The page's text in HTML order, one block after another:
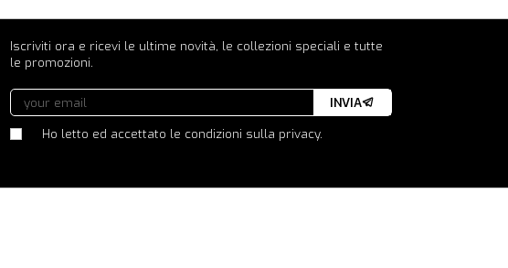
Iscriviti ora e ricevi le ultime novità, le collezioni speciali e tutte
le promozioni.
Ho letto ed accettato le condizioni sulla privacy.
INVIA